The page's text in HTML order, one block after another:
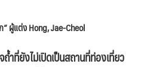
ผู้แต่ง Hong, Jae-Cheol
ถ้ำที่ยังไม่เปิดเป็นสถานที่ท่องเที่ยว